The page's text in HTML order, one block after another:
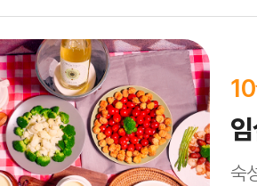
3. 양파, 피망, 치즈 등 대동 피자 토핑 퍼
4. 번호표 교환 후 피자 조리 후 시식
임실치즈테마파크 메인 동선
10월 10일(금), 12일(일)
참여방법: 시작 10분전 참여 이벤트로숙